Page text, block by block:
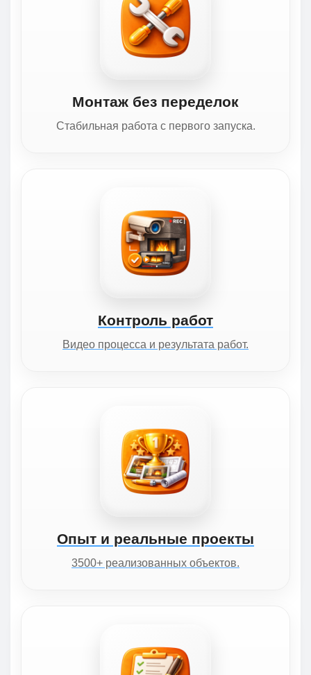
Монтаж без переделок
Стабильная работа с первого запуска.
Контроль работ
Видео процесса и результата работ.
Опыт и реальные проекты
3500+ реализованных объектов.